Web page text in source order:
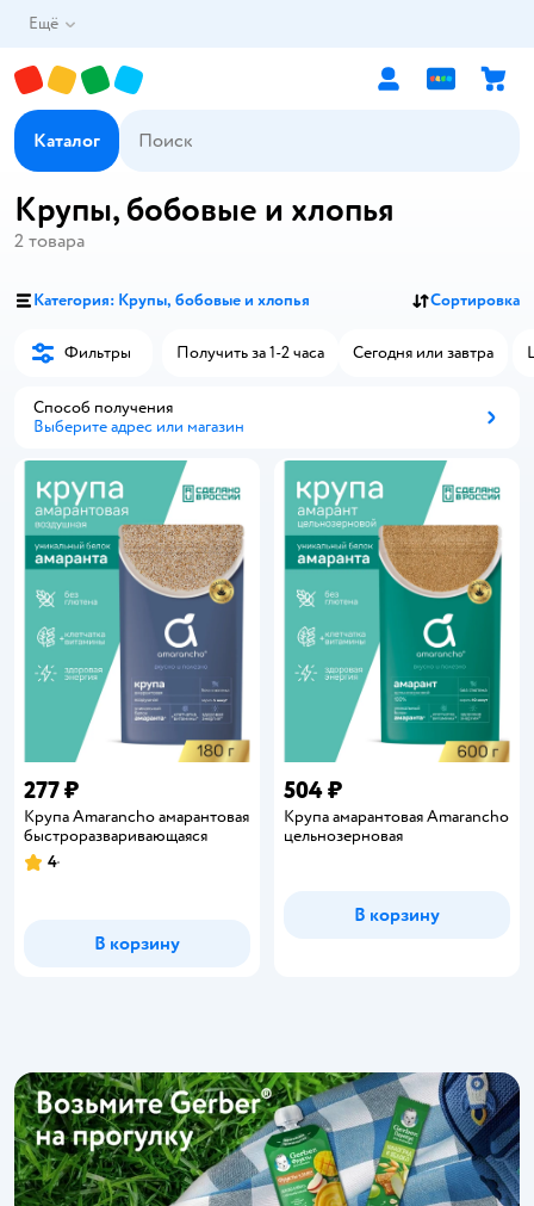
Ещё
Каталог
Крупы, бобовые и хлопья
2 товара
Категория: Крупы, бобовые и хлопья Сортировка
Фильтры Получить за 1-2 часа Сегодня или завтра
Способ получения
Выберите адрес или магазин
277 ₽
Крупа Amarancho амарантовая
быстроразваривающаяся
Рейтинг:
4
В корзину
504 ₽
Крупа амарантовая Amarancho
цельнозерновая
В корзину